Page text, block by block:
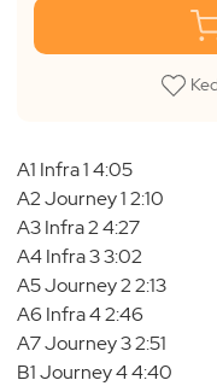
A1 Infra 1 4:05
A2 Journey 1 2:10
A3 Infra 2 4:27
A4 Infra 3 3:02
A5 Journey 2 2:13
A6 Infra 4 2:46
A7 Journey 3 2:51
B1 Journey 4 4:40